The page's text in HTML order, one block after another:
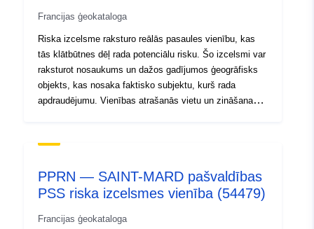
Francijas ģeokataloga
Riska izcelsme raksturo reālās pasaules vienību, kas
tās klātbūtnes dēļ rada potenciālu risku. Šo izcelsmi var
raksturot nosaukums un dažos gadījumos ģeogrāfisks
objekts, kas nosaka faktisko subjektu, kurš rada
apdraudējumu. Vienības atrašanās vietu un zināšanas
PPRN — SAINT-MARD pašvaldības
PSS riska izcelsmes vienība (54479)
Francijas ģeokataloga